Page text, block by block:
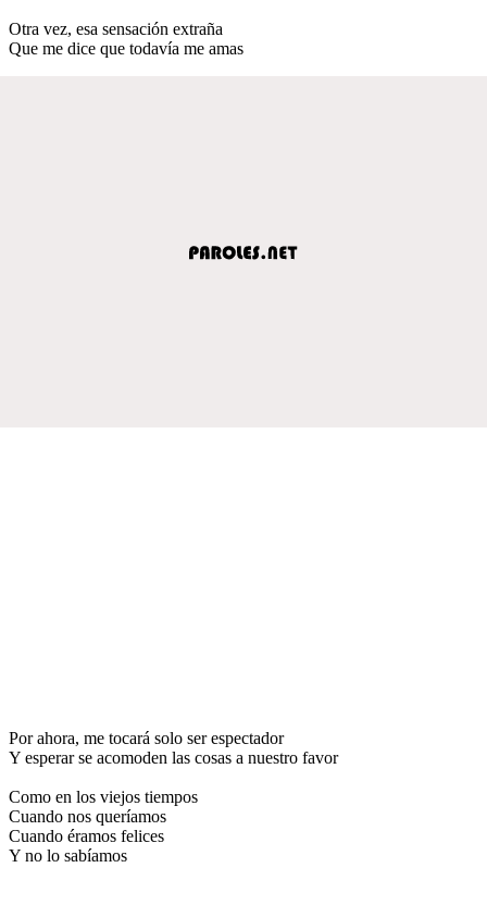
Otra vez, esa sensación extraña
Que me dice que todavía me amas
Por ahora, me tocará solo ser espectador
Y esperar se acomoden las cosas a nuestro favor
Como en los viejos tiempos
Cuando nos queríamos
Cuando éramos felices
Y no lo sabíamos